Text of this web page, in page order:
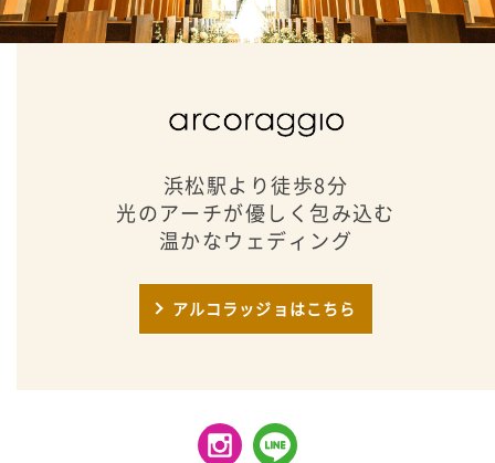
浜松駅より徒歩8分
光のアーチが優しく包み込む
温かなウェディング
アルコラッジョはこちら